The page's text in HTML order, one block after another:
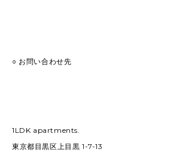
○ お問い合わせ先
1LDK apartments.
東京都目黒区上目黒 1-7-13